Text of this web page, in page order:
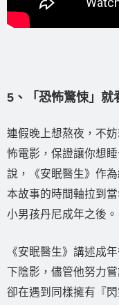
5、「恐怖驚悚」就
連假晚上想熬夜，不
怖電影，保證讓你想
說，《安眠醫生》作
本故事的時間軸拉到
小男孩丹尼成年之後。
《安眠醫生》講述成
下陰影，儘管他努力
卻在遇到同樣擁有『